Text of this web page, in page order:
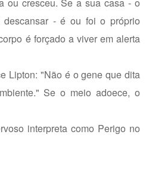
- é ou foi o próprio
é forçado a viver em alerta
Lipton: "Não é o gene que dita
Se o meio adoece, o
interpreta como Perigo no